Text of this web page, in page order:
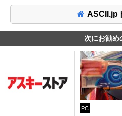
ASCII.jp
次にお勧め
PC